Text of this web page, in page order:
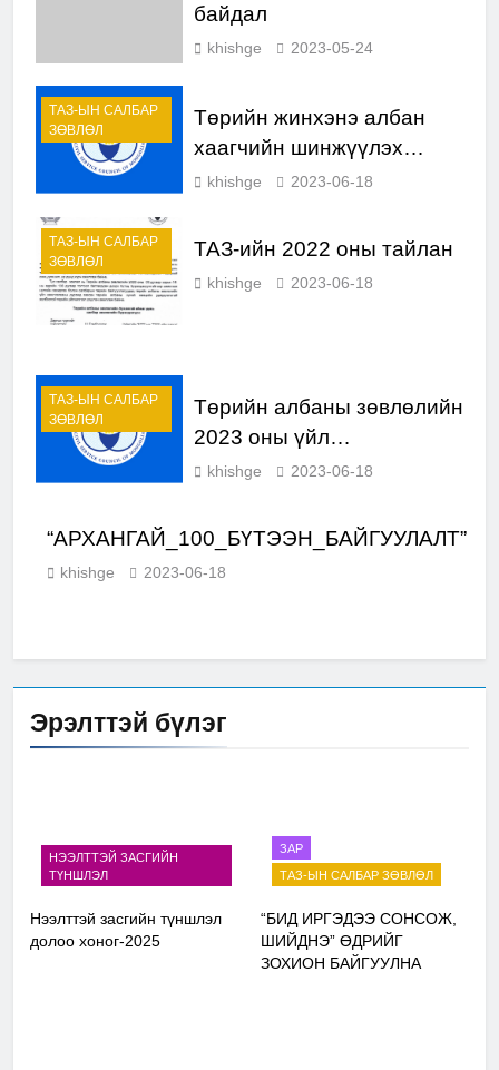
Эрэлттэй бүлэг
НЭЭЛТТЭЙ ЗАСГИЙН
ТҮНШЛЭЛ
Нээлттэй засгийн түншлэл
долоо хоног-2025
ЗАР
ТАЗ-ЫН САЛБАР ЗӨВЛӨЛ
“БИД ИРГЭДЭЭ СОНСОЖ,
ШИЙДНЭ” ӨДРИЙГ
ЗОХИОН БАЙГУУЛНА
байдал
khishge 2023-05-24
ТАЗ-ЫН САЛБАР
ЗӨВЛӨЛ
Төрийн жинхэнэ албан
хаагчийн шинжүүлэх
сэлгэн ажиллуулах тухай
khishge 2023-06-18
ТАЗ-ЫН САЛБАР
ЗӨВЛӨЛ
ТАЗ-ийн 2022 оны тайлан
khishge 2023-06-18
ТАЗ-ЫН САЛБАР
ЗӨВЛӨЛ
Төрийн албаны зөвлөлийн
2023 оны үйл
ажиллагааны төлөвлөгөө
khishge 2023-06-18
“АРХАНГАЙ_100_БҮТЭЭН_БАЙГУУЛАЛТ”
khishge 2023-06-18